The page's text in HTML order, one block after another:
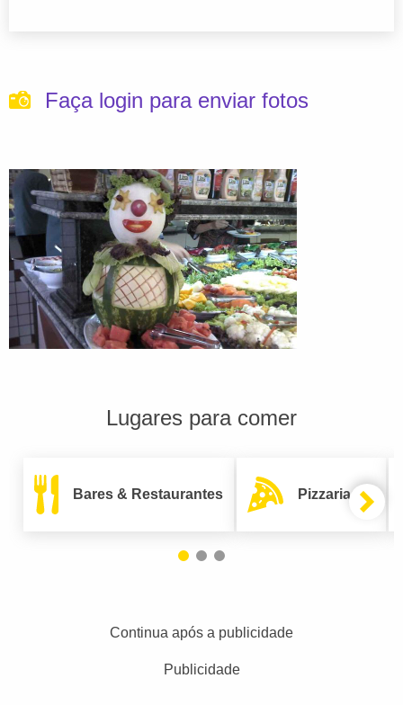
Faça login para enviar fotos
Lugares para comer
Bares & Restaurantes Pizzarias
Continua após a publicidade
Publicidade